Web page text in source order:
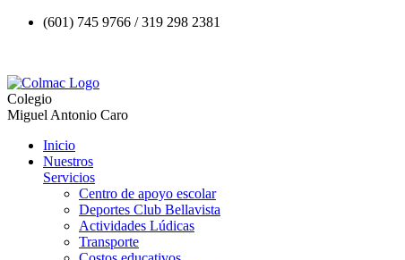
(601) 745 9766 / 319 298 2381
Colegio
Miguel Antonio Caro
Inicio
Nuestros
Servicios
Centro de apoyo escolar
Deportes Club Bellavista
Actividades Lúdicas
Transporte